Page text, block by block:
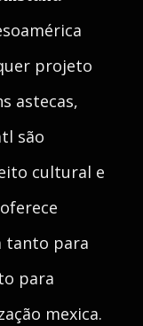
projeto
astecas,
são
cultural e
tanto para
para
mexica.